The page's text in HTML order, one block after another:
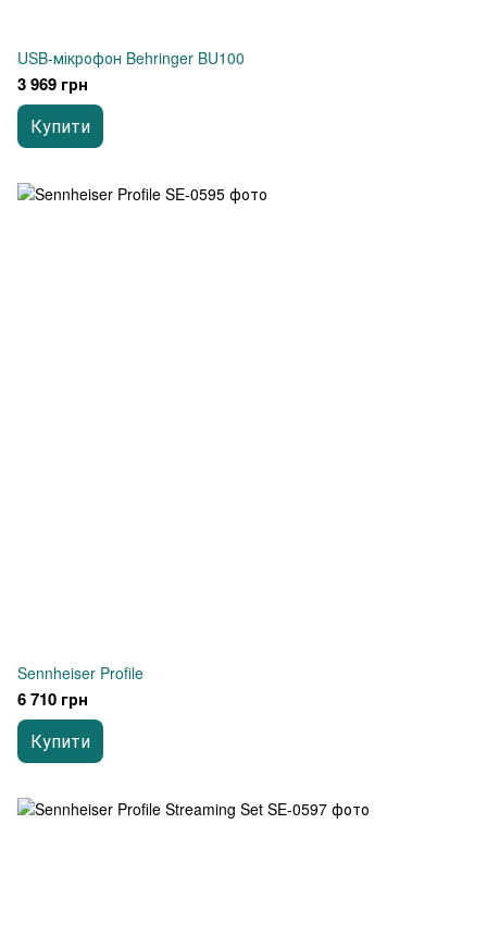
USB-мікрофон Behringer BU100
3 969 грн
Купити
Sennheiser Profile
6 710 грн
Купити